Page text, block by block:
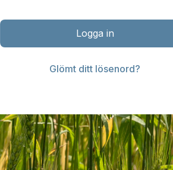
Logga in
Glömt ditt lösenord?